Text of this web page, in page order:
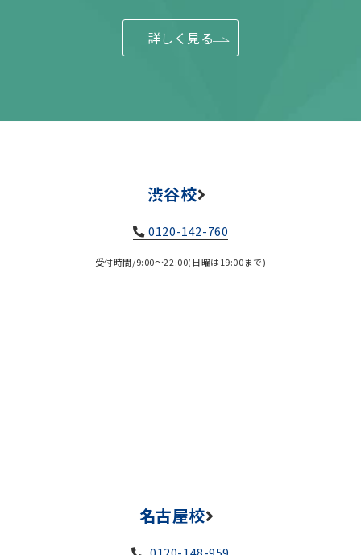
詳しく見る
渋谷校
0120-142-760
受付時間/9:00～22:00(日曜は19:00まで)
名古屋校